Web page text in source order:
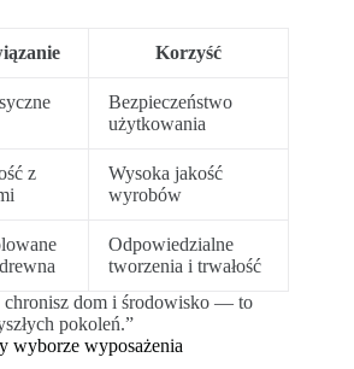
Korzyść
Bezpieczeństwo
użytkowania
z
Wysoka jakość
wyrobów
Odpowiedzialne
tworzenia i trwałość
chronisz dom i środowisko — to
pokoleń.”
wyborze wyposażenia